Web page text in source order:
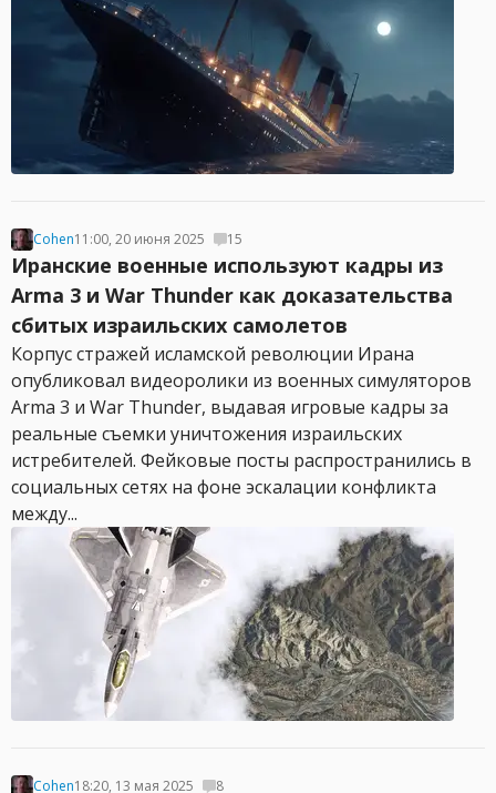
Cohen11:00, 20 июня 2025 15
Иранские военные используют кадры из
Arma 3 и War Thunder как доказательства
сбитых израильских самолетов
Корпус стражей исламской революции Ирана
опубликовал видеоролики из военных симуляторов
Arma 3 и War Thunder, выдавая игровые кадры за
реальные съемки уничтожения израильских
истребителей. Фейковые посты распространились в
социальных сетях на фоне эскалации конфликта
между...
Cohen18:20, 13 мая 2025 8